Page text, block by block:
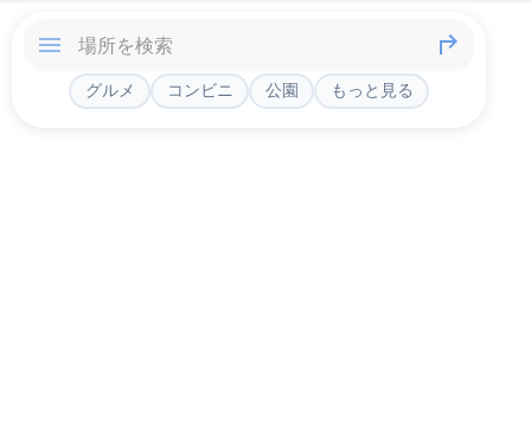
グルメ コンビニ 公園 もっと見る